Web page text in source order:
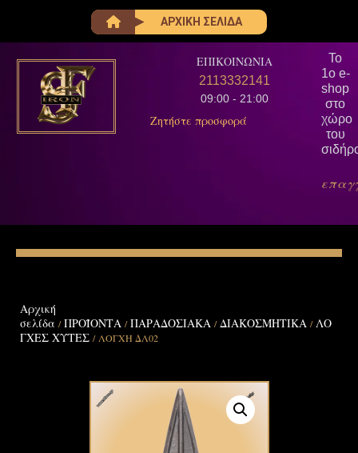
ΑΡΧΙΚΗ ΣΕΛΙΔΑ
ΕΠΙΚΟΙΝΩΝΙΑ
2113332141
09:00 - 21:00
Ζητήστε προσφορά
Το
1ο e-
shop
στο
χώρο
του
Αρχική
σελίδα /ΠΡΟΪΟΝΤΑ /ΠΑΡΑΔΟΣΙΑΚΑ /ΔΙΑΚΟΣΜΗΤΙΚΑ /ΛΟ
ΓΧΕΣ ΧΥΤΕΣ / ΛΟΓΧΗ ΔΛ02